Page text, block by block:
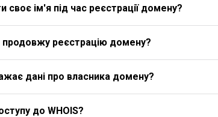
ім'я під час реєстрації домену?
реєстрацію домену?
дані про власника домену?
до WHOIS?